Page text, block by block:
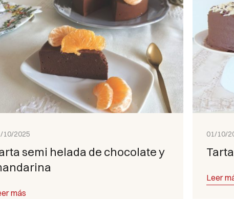
10/2025
semi helada de chocolate y
más
01/10/
Leer